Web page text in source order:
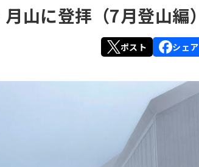
関東
中部・北陸
九州
沖縄
北米
中南米
中近東
月山に登拝（7月登山編）
ポスト シェア